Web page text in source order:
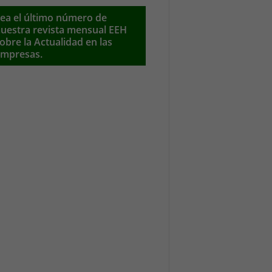
el último número de
revista mensual EEH
la Actualidad en las